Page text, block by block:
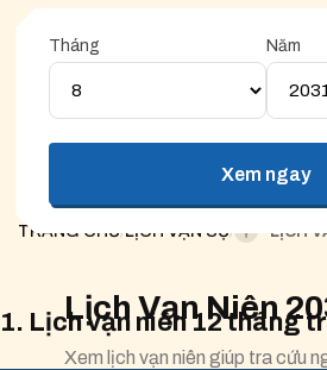
TRANG CHỦ/LỊCH VẠN SỰ/ LỊCH
Lịch Vạn Niên
Xem lịch vạn niên giúp tra cứu
Tháng Năm
Xem ngay
Ngày hoàng đạo
Ghi chú: Ngày tốt sẽ chấm màu cam.
xám
1. Lịch vạn niên 12 tháng